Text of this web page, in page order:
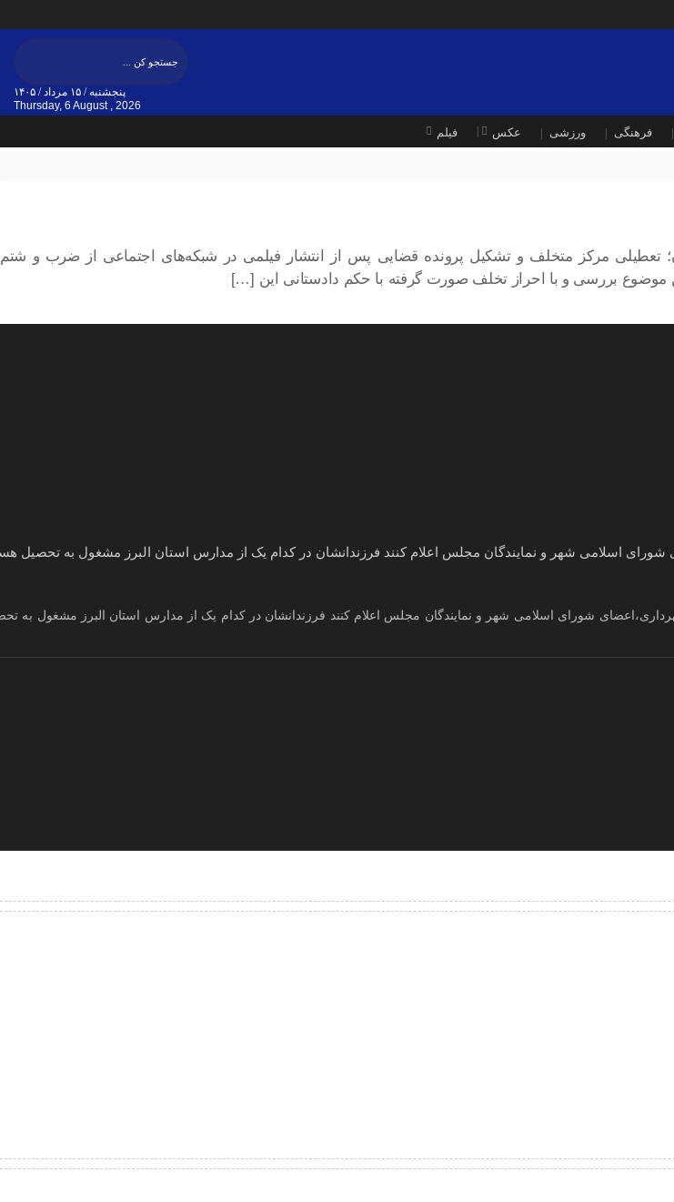
پنجشنبه / ۱۵ مرداد / ۱۴۰۵
Thursday, 6 August , 2026
فرهنگی ورزشی عکس فیلم
تعطیلی مرکز متخلف و تشکیل پرونده قضایی پس از انتشار فیلمی در شبکه‌های اجتماعی از ضرب و شتم
موضوع بررسی و با احراز تخلف صورت گرفته با حکم دادستانی این […]
اسلامی شهر و نمایندگان مجلس اعلام کنند فرزندانشان در کدام یک از مدارس استان البرز مشغول به تحصیل
شورای اسلامی شهر و نمایندگان مجلس اعلام کنند فرزندانشان در کدام یک از مدارس استان البرز مشغول به